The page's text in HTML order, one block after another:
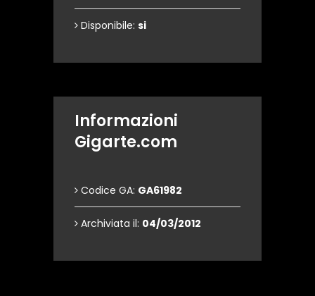
Disponibile: si
Informazioni
Gigarte.com
Codice GA: GA61982
Archiviata il: 04/03/2012